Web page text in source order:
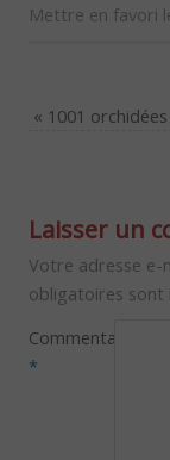
Mettre en favori
« 1001 orchidées
Laisser un
Votre adresse e-
obligatoires sont
Commentaire
*